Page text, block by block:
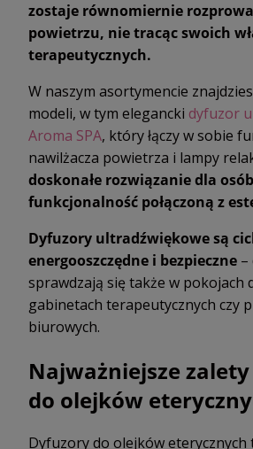
zostaje równomiernie
powietrzu, nie tracąc swoich
terapeutycznych.
W naszym asortymencie
modeli, w tym elegancki dyfuzor
Aroma SPA, który łączy w sobie
nawilżacza powietrza i lampy
doskonałe rozwiązanie dla
funkcjonalność połączoną z
Dyfuzory ultradźwiękowe są
energooszczędne i bezpieczne –
sprawdzają się także w pokojach
gabinetach terapeutycznych czy
biurowych.
Najważniejsze
do olejków
Dyfuzory do olejków eterycznych